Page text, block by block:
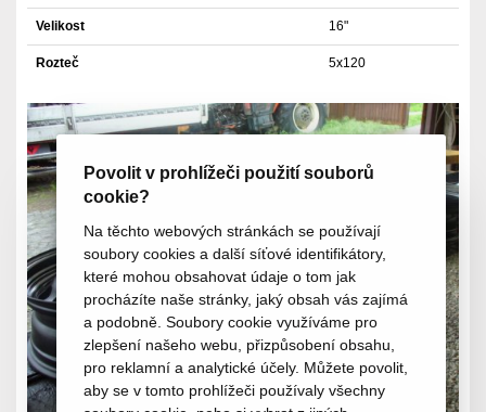
Povolit v prohlížeči použití souborů
cookie?
Na těchto webových stránkách se používají
soubory cookies a další síťové identifikátory,
které mohou obsahovat údaje o tom jak
procházíte naše stránky, jaký obsah vás zajímá
a podobně. Soubory cookie využíváme pro
zlepšení našeho webu, přizpůsobení obsahu,
pro reklamní a analytické účely. Můžete povolit,
aby se v tomto prohlížeči používaly všechny
Velikost 16"
Rozteč 5x120